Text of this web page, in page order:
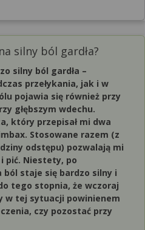
silny ból gardła?
silny ból gardła –
przełykania, jak i w
pojawia się również przy
głębszym wdechu.
który przepisał mi dwa
Stosowane razem (z
odstępu) pozwalają mi
pić. Niestety, po
ból staje się bardzo silny i
tego stopnia, że wczoraj
w tej sytuacji powinienem
czy pozostać przy